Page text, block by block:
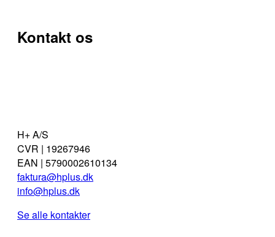
Kontakt os
H+ A/S
CVR | 19267946
EAN | 5790002610134
faktura@hplus.dk
info@hplus.dk
Se alle kontakter